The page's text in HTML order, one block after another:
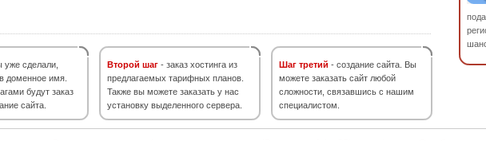
уже сделали,
доменное имя.
будут заказ
сайта.
Второй шаг - заказ хостинга из
предлагаемых тарифных планов.
Также вы можете заказать у нас
установку выделенного сервера.
Шаг третий - создание сайта. Вы
можете заказать сайт любой
сложности, связавшись с нашим
специалистом.